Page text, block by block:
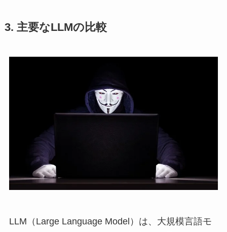
3. 主要なLLMの比較
LLM（Large Language Model）は、大規模言語モ